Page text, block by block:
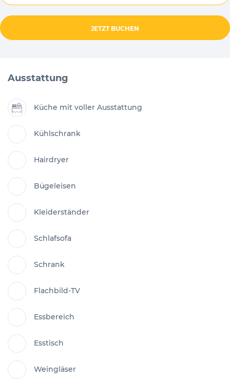
JETZT BUCHEN
Ausstattung
Küche mit voller Ausstattung
Kühlschrank
Hairdryer
Bügeleisen
Kleiderständer
Schlafsofa
Schrank
Flachbild-TV
Essbereich
Esstisch
Weingläser